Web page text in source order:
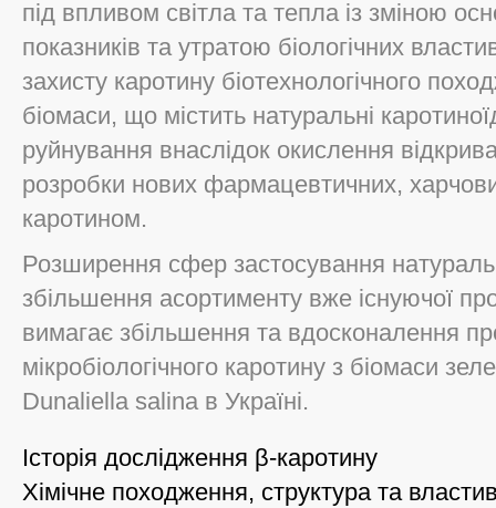
під впливом світла та тепла із зміною
показників та утратою біологічних
захисту каротину біотехнологічного
біомаси, що містить натуральні
руйнування внаслідок окислення
розробки нових фармацевтичних,
каротином.
Розширення сфер застосування
збільшення асортименту вже існуючої
вимагає збільшення та вдосконалення
мікробіологічного каротину з біомаси
Dunaliella salina в Україні.
Історія дослідження β-каротину
Хімічне походження, структура та